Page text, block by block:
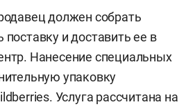
должен собрать
и доставить ее в
Нанесение специальных
упаковку
Услуга рассчитана на